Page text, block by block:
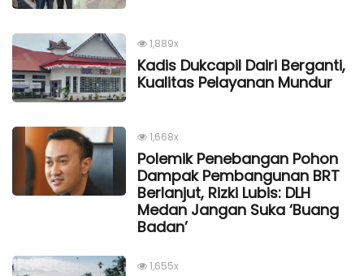
1,889x
Kadis Dukcapil Dairi Berganti,
Kualitas Pelayanan Mundur
1,668x
Polemik Penebangan Pohon
Dampak Pembangunan BRT
Berlanjut, Rizki Lubis: DLH
Medan Jangan Suka ‘Buang
Badan’
1,655x